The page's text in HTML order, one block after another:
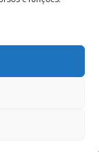
| Desenvolvido